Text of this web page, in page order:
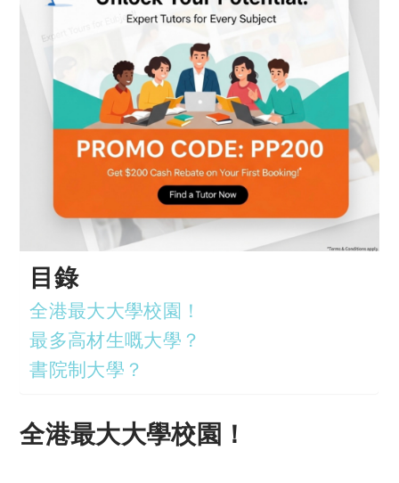
目錄
全港最大大學校園！
最多高材生嘅大學？
書院制大學？
全港最大大學校園！